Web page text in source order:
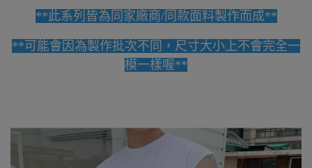
**此系列皆為同家廠商/同款面料製作而成**
**可能會因為製作批次不同，尺寸大小上不會完全一
模一樣喔**